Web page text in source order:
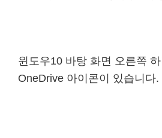
윈도우10 바탕 화면 오른쪽
OneDrive 아이콘이 있습니다.